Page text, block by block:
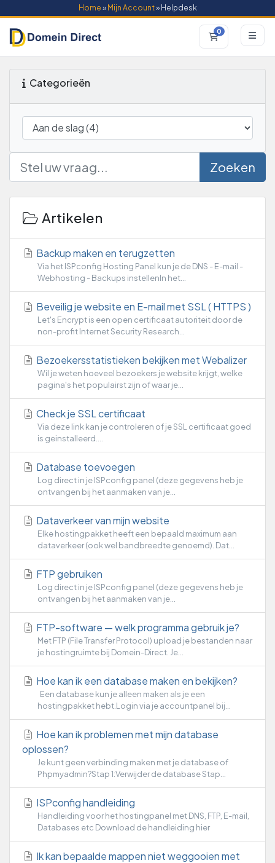
Home » Mijn Account» Helpdesk
0Winkelwagen
Categorieën
Zoeken
Artikelen
Backup maken en terugzetten
Via het ISPconfig Hosting Panel kun je de DNS - E-mail -
Webhosting - Backups instellenIn het...
Beveilig je website en E-mail met SSL ( HTTPS )
Let's Encrypt is een open certificaat autoriteit door de
non-profit Internet Security Research...
Bezoekersstatistieken bekijken met Webalizer
Wil je weten hoeveel bezoekers je website krijgt, welke
pagina's het populairst zijn of waar je...
Check je SSL certificaat
Via deze link kan je controleren of je SSL certificaat goed
is geinstalleerd....
Database toevoegen
Log direct in je ISPconfig panel (deze gegevens heb je
ontvangen bij het aanmaken van je...
Dataverkeer van mijn website
Elke hostingpakket heeft een bepaald maximum aan
dataverkeer (ook wel bandbreedte genoemd). Dat...
FTP gebruiken
Log direct in je ISPconfig panel (deze gegevens heb je
ontvangen bij het aanmaken van je...
FTP-software — welk programma gebruik je?
Met FTP (File Transfer Protocol) upload je bestanden naar
je hostingruimte bij Domein-Direct. Je...
Hoe kan ik een database maken en bekijken?
Een database kun je alleen maken als je een
hostingpakket hebt.Login via je accountpanel bij...
Hoe kan ik problemen met mijn database
oplossen?
Je kunt geen verbinding maken met je database of
Phpmyadmin?Stap 1:Verwijder de database Stap...
ISPconfig handleiding
Handleiding voor het hostingpanel met DNS, FTP, E-mail,
Databases etc Download de handleiding hier
Ik kan bepaalde mappen niet weggooien met